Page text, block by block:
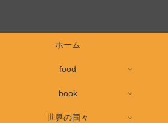
ホーム
food
book
世界の国々